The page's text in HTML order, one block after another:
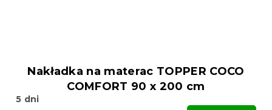
Nakładka na materac TOPPER COCO
COMFORT 90 x 200 cm
5 dni